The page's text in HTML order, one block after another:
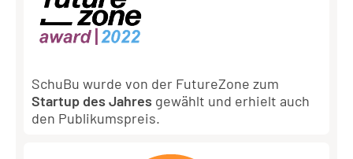
SchuBu wurde von der FutureZone zum
Startup des Jahres gewählt und erhielt auch
den Publikumspreis.